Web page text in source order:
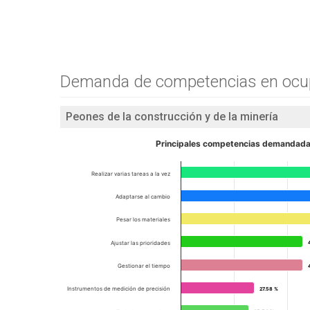
Demanda de competencias en
Peones de la construcción y de la minería
Principales competencias
27.58 %
27.58 %
Realizar varias tareas a la vez
Adaptarse al cambio
Pesar los materiales
Ajustar las prioridades
Gestionar el tiempo
Instrumentos de medición de precisión